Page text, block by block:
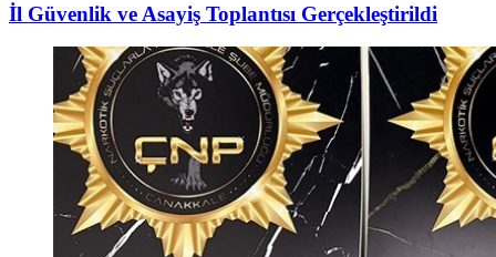
İl Güvenlik ve Asayiş Toplantısı Gerçekleştirildi